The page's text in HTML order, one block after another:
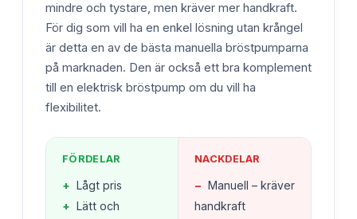
mindre och tystare, men kräver mer handkraft.
För dig som vill ha en enkel lösning utan krångel
är detta en av de bästa manuella bröstpumparna
på marknaden. Den är också ett bra komplement
till en elektrisk bröstpump om du vill ha
flexibilitet.
FÖRDELAR
+ Lågt pris
+ Lätt och
NACKDELAR
− Manuell – kräver
handkraft